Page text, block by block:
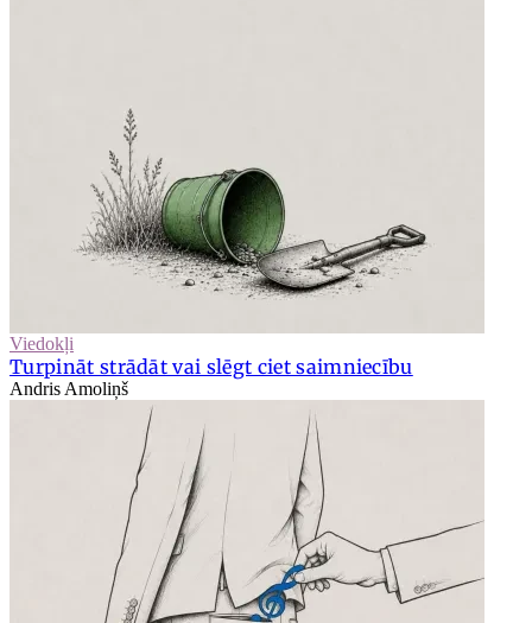
Viedokļi
Turpināt strādāt vai slēgt ciet saimniecību
Andris Amoliņš